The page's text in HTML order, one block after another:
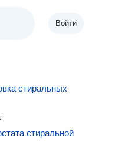
Войти
стиральных
стиральной